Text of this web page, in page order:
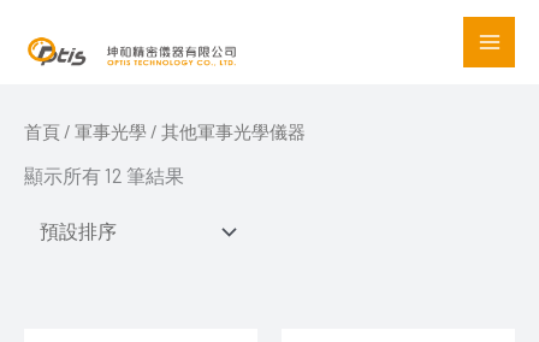
首頁 / 軍事光學 / 其他軍事光學儀器
顯示所有 12 筆結果